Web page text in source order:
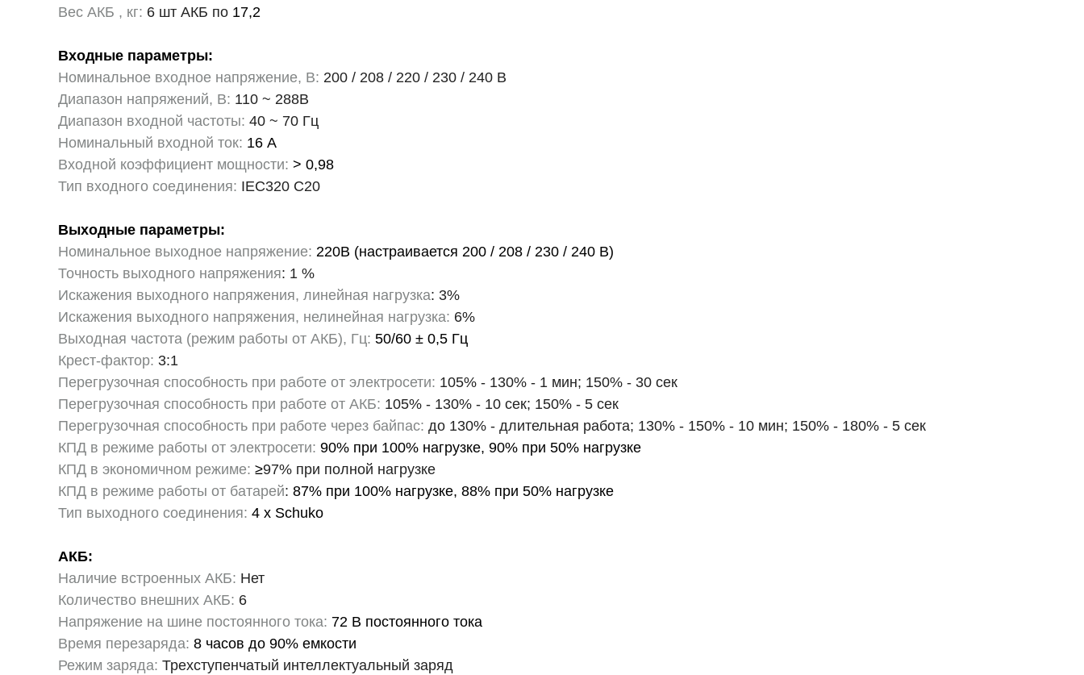
Вес АКБ , кг: 6 шт АКБ по 17,2
Входные параметры:
Номинальное входное напряжение, В: 200 / 208 / 220 / 230 / 240 В
Диапазон напряжений, В: 110 ~ 288В
Диапазон входной частоты: 40 ~ 70 Гц
Номинальный входной ток: 16 А
Входной коэффициент мощности: > 0,98
Тип входного соединения: IEC320 C20
Выходные параметры:
Номинальное выходное напряжение: 220В (настраивается 200 / 208 / 230 / 240 В)
Точность выходного напряжения: 1 %
Искажения выходного напряжения, линейная нагрузка: 3%
Искажения выходного напряжения, нелинейная нагрузка: 6%
Выходная частота (режим работы от АКБ), Гц: 50/60 ± 0,5 Гц
Крест-фактор: 3:1
Перегрузочная способность при работе от электросети: 105% - 130% - 1 мин; 150% - 30 сек
Перегрузочная способность при работе от АКБ: 105% - 130% - 10 сек; 150% - 5 сек
Перегрузочная способность при работе через байпас: до 130% - длительная работа; 130% - 150% - 10 мин; 150% - 180% - 5 сек
КПД в режиме работы от электросети: 90% при 100% нагрузке, 90% при 50% нагрузке
КПД в экономичном режиме: ≥97% при полной нагрузке
КПД в режиме работы от батарей: 87% при 100% нагрузке, 88% при 50% нагрузке
Тип выходного соединения: 4 x Schuko
АКБ:
Наличие встроенных АКБ: Нет
Количество внешних АКБ: 6
Напряжение на шине постоянного тока: 72 В постоянного тока
Время перезаряда: 8 часов до 90% емкости
Режим заряда: Трехступенчатый интеллектуальный заряд